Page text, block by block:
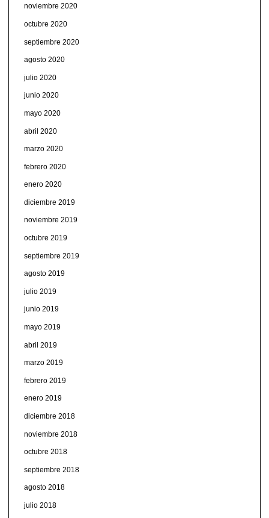
noviembre 2020
octubre 2020
septiembre 2020
agosto 2020
julio 2020
junio 2020
mayo 2020
abril 2020
marzo 2020
febrero 2020
enero 2020
diciembre 2019
noviembre 2019
octubre 2019
septiembre 2019
agosto 2019
julio 2019
junio 2019
mayo 2019
abril 2019
marzo 2019
febrero 2019
enero 2019
diciembre 2018
noviembre 2018
octubre 2018
septiembre 2018
agosto 2018
julio 2018